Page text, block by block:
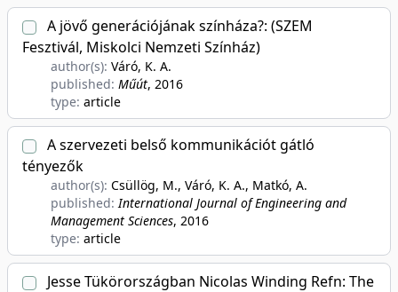
A jövő generációjának színháza?: (SZEM
Fesztivál, Miskolci Nemzeti Színház)
author(s): Váró, K. A.
published: Műút, 2016
type: article
A szervezeti belső kommunikációt gátló
tényezők
author(s): Csüllög, M., Váró, K. A., Matkó, A.
published:International Journal of Engineering and
Management Sciences, 2016
type: article
Jesse Tükörországban Nicolas Winding Refn: The